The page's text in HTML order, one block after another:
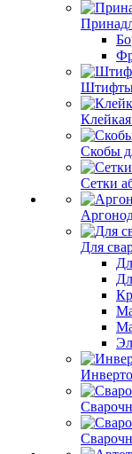
Скобы
Сетки
Для